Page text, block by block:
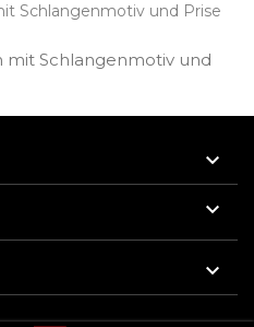
Schlangenmotiv und Prise
mit Schlangenmotiv und


